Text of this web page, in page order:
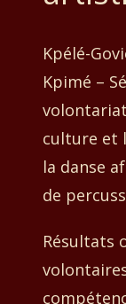
Kpélé-
Kpimé –
culture et
la danse
de
Résultats